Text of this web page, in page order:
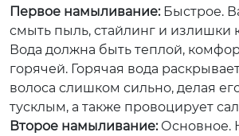
Первое намыливание:Быстрое.
смыть пыль, стайлинг и излишки
Вода должна быть теплой,
горячей. Горячая вода
волоса слишком сильно, делая
тусклым, а также провоцирует
Второе намыливание:Основное.